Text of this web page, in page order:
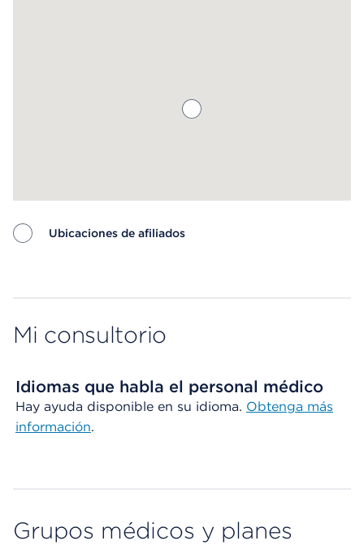
Ubicaciones de afiliados
Mi consultorio
Idiomas que habla el personal médico
Hay ayuda disponible en su idioma. Obtenga más
información.
Grupos médicos y planes